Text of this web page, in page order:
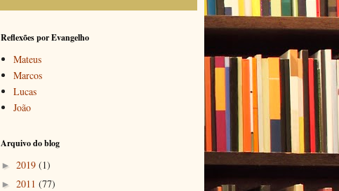
Reflexões por Evangelho
Mateus
Marcos
Lucas
João
Arquivo do blog
► 2019 (1)
► 2011 (77)